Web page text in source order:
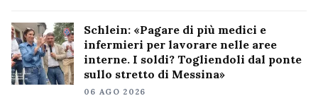
Schlein: «Pagare di più medici e
infermieri per lavorare nelle aree
interne. I soldi? Togliendoli dal ponte
sullo stretto di Messina»
06 AGO 2026